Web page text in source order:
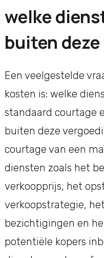
welke
buiten
Een veelgestelde
kosten is: welke
standaard courtage
buiten deze
courtage van een
diensten zoals het
verkoopprijs, het
verkoopstrategie,
bezichtigingen en
potentiële kopers